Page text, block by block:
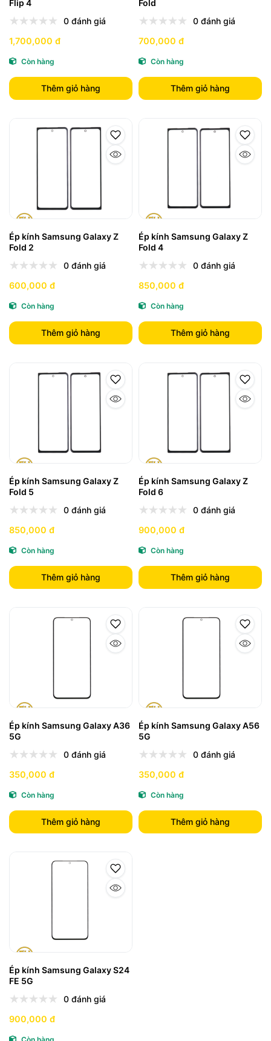
Flip 4
0 đánh giá
1,700,000 đ
Còn hàng
Thêm giỏ hàng
Fold
0 đánh giá
700,000 đ
Còn hàng
Thêm giỏ hàng
Ép kính Samsung Galaxy Z
Fold 2
0 đánh giá
600,000 đ
Còn hàng
Thêm giỏ hàng
Ép kính Samsung Galaxy Z
Fold 4
0 đánh giá
850,000 đ
Còn hàng
Thêm giỏ hàng
Ép kính Samsung Galaxy Z
Fold 5
0 đánh giá
850,000 đ
Còn hàng
Thêm giỏ hàng
Ép kính Samsung Galaxy Z
Fold 6
0 đánh giá
900,000 đ
Còn hàng
Thêm giỏ hàng
Ép kính Samsung Galaxy A36
5G
0 đánh giá
350,000 đ
Còn hàng
Thêm giỏ hàng
Ép kính Samsung Galaxy A56
5G
0 đánh giá
350,000 đ
Còn hàng
Thêm giỏ hàng
Ép kính Samsung Galaxy S24
FE 5G
0 đánh giá
900,000 đ